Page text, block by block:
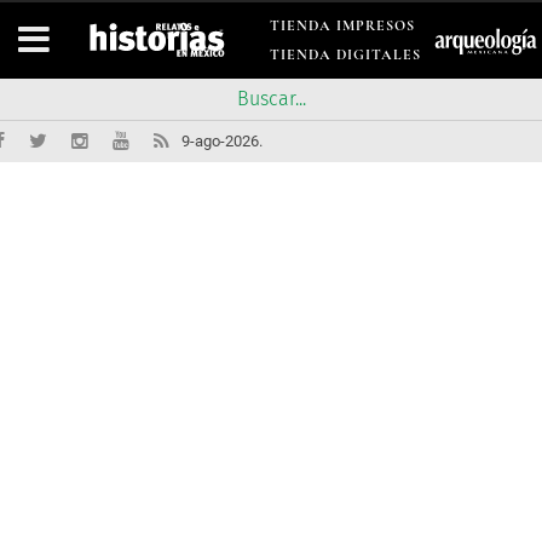
TIENDA IMPRESOS
TIENDA DIGITALES
9-ago-2026.